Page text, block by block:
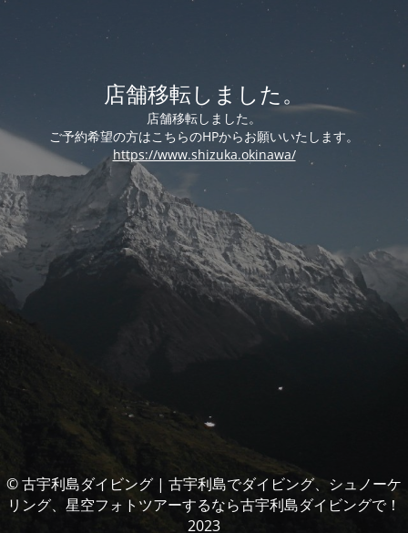
店舗移転しました。
店舗移転しました。
ご予約希望の方はこちらのHPからお願いいたします。
https://www.shizuka.okinawa/
© 古宇利島ダイビング | 古宇利島でダイビング、シュノーケ
リング、星空フォトツアーするなら古宇利島ダイビングで！
2023